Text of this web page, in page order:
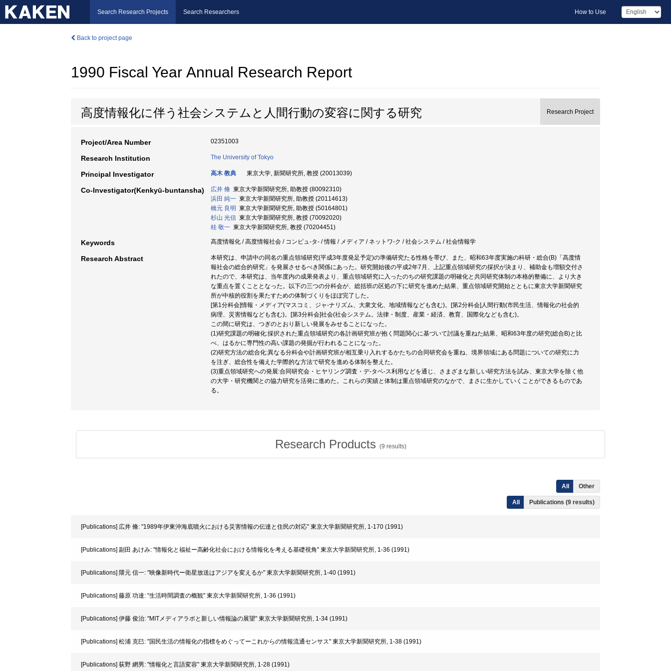
Search Research Projects Search Researchers How to Use
Back to project page
1990 Fiscal Year Annual Research Report
高度情報化に伴う社会システムと人間行動の変容に関する研究 Research Project
Project/Area Number 02351003
Research Institution The University of Tokyo
Principal Investigator 高木 教典 東京大学, 新聞研究所, 教授 (20013039)
Co-Investigator(Kenkyū-buntansha) 広井 脩 東京大学新聞研究所, 助教授 (80092310)
浜田 純一 東京大学新聞研究所, 助教授 (20114613)
橋元 良明 東京大学新聞研究所, 助教授 (50164801)
杉山 光信 東京大学新聞研究所, 教授 (70092020)
桂 敬一 東京大学新聞研究所, 教授 (70204451)
Keywords 高度情報化 / 高度情報社会 / コンピュ-タ- / 情報 / メディア / ネットワ-ク / 社会システム / 社会情報学
Research Abstract
本研究は、申請中の同名の重点領域研究(平成3年度発足予定)の準備研究たる性格を帯び、また、昭和63年度実施の科研・総合(B)「高度情
報社会の総合的研究」を発展させるべき関係にあった。研究開始後の平成2年7月、上記重点領域研究の採択が決まり、補助金も増額交付さ
れたので、本研究は、当年度内の成果発表より、重点領域研究に入ったのちの研究課題の明確化と共同研究体制の本格的整備に、より大き
な重点を置くこととなった。以下の三つの分科会が、総括班の区処の下に研究を進めた結果、重点領域研究開始とともに東京大学新聞研究
所が中核的役割を果たすための体制づくりをほぼ完了した。
[第1分科会]情報・メディア(マスコミ、ジャ-ナリズム、大衆文化、地域情報なども含む)。[第2分科会]人間行動(市民生活、情報化の社会的
病理、災害情報なども含む)。[第3分科会]社会(社会システム。法律・制度、産業・経済、教育、国際化なども含む)。
この間に研究は、つぎのとおり新しい発展をみせることになった。
(1)研究課題の明確化:採択された重点領域研究の各計画研究班が抱く問題関心に基づいて討議を重ねた結果、昭和63年度の研究(総合B)と比
べ、はるかに専門性の高い課題の発掘が行われることになった。
(2)研究方法の総合化:異なる分科会や計画研究班が相互乗り入れするかたちの合同研究会を重ね、境界領域にある問題についての研究に力
を注ぎ、総合性を備えた学際的な方法で研究を進める体制を整えた。
(3)重点領域研究への発展:合同研究会・ヒヤリング調査・デ-タベ-ス利用などを通じ、さまざまな新しい研究方法を試み、東京大学を除く他
の大学・研究機関との協力研究を活発に進めた。これらの実績と体制は重点領域研究のなかで、まさに生かしていくことができるものであ
る。
Research Products (9 results)
All Other
All Publications (9 results)
[Publications] 広井 脩: "1989年伊東沖海底噴火における災害情報の伝達と住民の対応" 東京大学新聞研究所, 1-170 (1991)
[Publications] 副田 あけみ: "情報化と福祉ー高齢化社会における情報化を考える基礎視角" 東京大学新聞研究所, 1-36 (1991)
[Publications] 隈元 信一: "映像新時代ー衛星放送はアジアを変えるか" 東京大学新聞研究所, 1-40 (1991)
[Publications] 藤原 功達: "生活時間調査の概観" 東京大学新聞研究所, 1-36 (1991)
[Publications] 伊藤 俊治: "MITメディアラボと新しい情報論の展望" 東京大学新聞研究所, 1-34 (1991)
[Publications] 松浦 克巳: "国民生活の情報化の指標をめぐってーこれからの情報流通センサス" 東京大学新聞研究所, 1-38 (1991)
[Publications] 荻野 網男: "情報化と言語変容" 東京大学新聞研究所, 1-28 (1991)